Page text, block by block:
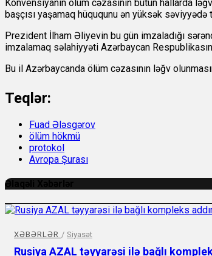
Konvensiyanın ölüm cəzasının bütün hallarda
başçısı yaşamaq hüququnu ən yüksək
Prezident İlham Əliyevin bu gün imzaladığı
imzalamaq səlahiyyəti Azərbaycan
Bu il Azərbaycanda ölüm cəzasının ləğv
Teqlər:
Fuad Ələsgərov
ölüm hökmü
protokol
Avropa Şurası
Əlaqəli Xəbərlər
XƏBƏRLƏR / Siyasət
Rusiya AZAL təyyarəsi ilə bağlı